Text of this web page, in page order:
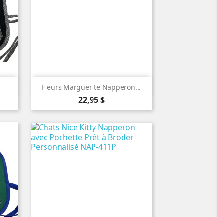
Fleurs Marguerite Napperon...
Prix
22,95 $
 Aperçu rapide